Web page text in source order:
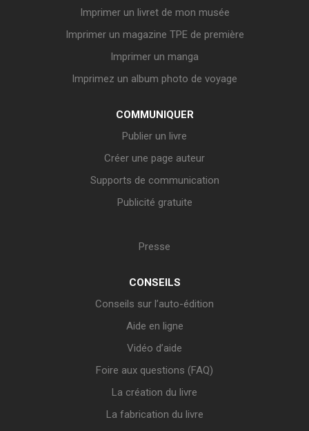
Imprimer un livret de mon musée
Imprimer un magazine TPE de première
Imprimer un manga
Imprimez un album photo de voyage
COMMUNIQUER
Publier un livre
Créer une page auteur
Supports de communication
Publicité gratuite
Presse
CONSEILS
Conseils sur l’auto-édition
Aide en ligne
Vidéo d’aide
Foire aux questions (FAQ)
La création du livre
La fabrication du livre